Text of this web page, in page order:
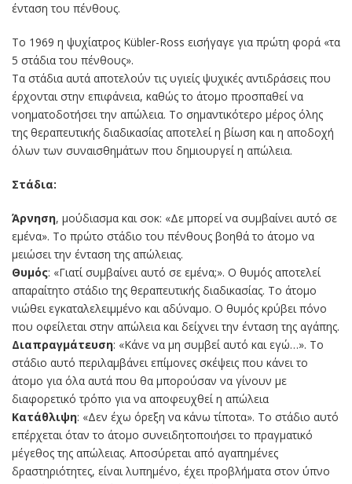
ένταση του πένθους.
Το 1969 η ψυχίατρος Kübler-Ross εισήγαγε για πρώτη φορά «τα
5 στάδια του πένθους».
Τα στάδια αυτά αποτελούν τις υγιείς ψυχικές αντιδράσεις που
έρχονται στην επιφάνεια, καθώς το άτομο προσπαθεί να
νοηματοδοτήσει την απώλεια. Το σημαντικότερο μέρος όλης
της θεραπευτικής διαδικασίας αποτελεί η βίωση και η αποδοχή
όλων των συναισθημάτων που δημιουργεί η απώλεια.
Στάδια:
Άρνηση, μούδιασμα και σοκ: «Δε μπορεί να συμβαίνει αυτό σε
εμένα». Το πρώτο στάδιο του πένθους βοηθά το άτομο να
μειώσει την ένταση της απώλειας.
Θυμός: «Γιατί συμβαίνει αυτό σε εμένα;». Ο θυμός αποτελεί
απαραίτητο στάδιο της θεραπευτικής διαδικασίας. Το άτομο
νιώθει εγκαταλελειμμένο και αδύναμο. Ο θυμός κρύβει πόνο
που οφείλεται στην απώλεια και δείχνει την ένταση της αγάπης.
Διαπραγμάτευση: «Κάνε να μη συμβεί αυτό και εγώ…». Το
στάδιο αυτό περιλαμβάνει επίμονες σκέψεις που κάνει το
άτομο για όλα αυτά που θα μπορούσαν να γίνουν με
διαφορετικό τρόπο για να αποφευχθεί η απώλεια
Κατάθλιψη: «Δεν έχω όρεξη να κάνω τίποτα». Το στάδιο αυτό
επέρχεται όταν το άτομο συνειδητοποιήσει το πραγματικό
μέγεθος της απώλειας. Αποσύρεται από αγαπημένες
δραστηριότητες, είναι λυπημένο, έχει προβλήματα στον ύπνο